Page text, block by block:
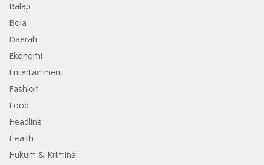
Balap
Bola
Daerah
Ekonomi
Entertainment
Fashion
Food
Headline
Health
Hukum & Kriminal